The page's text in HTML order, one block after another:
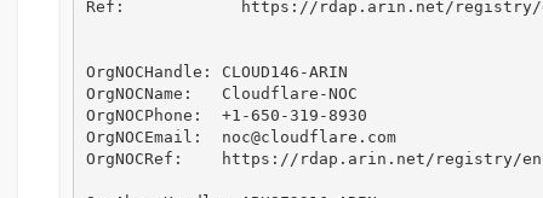
Ref:            https://rdap.arin.net/registry/
OrgNOCHandle: CLOUD146-ARIN
OrgNOCName:   Cloudflare-NOC
OrgNOCPhone:  +1-650-319-8930
OrgNOCEmail:  noc@cloudflare.com
OrgNOCRef:    https://rdap.arin.net/registry/